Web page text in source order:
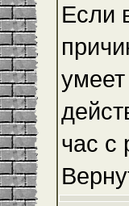
Если
час с